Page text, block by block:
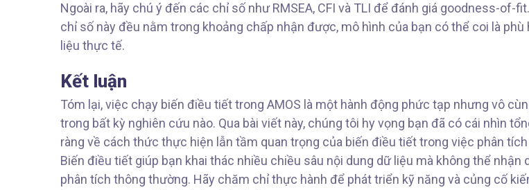
Ngoài ra, hãy chú ý đến các chỉ số như RMSEA, CFI và TLI để đánh giá goodness-of-
chỉ số này đều nằm trong khoảng chấp nhận được, mô hình của bạn có thể coi là phù
liệu thực tế.
Kết luận
Tóm lại, việc chạy biến điều tiết trong AMOS là một hành động phức tạp nhưng vô
trong bất kỳ nghiên cứu nào. Qua bài viết này, chúng tôi hy vọng bạn đã có cái nhìn
ràng về cách thức thực hiện lẫn tầm quan trọng của biến điều tiết trong việc phân
Biến điều tiết giúp bạn khai thác nhiều chiều sâu nội dung dữ liệu mà không thể nhận
phân tích thông thường. Hãy chăm chỉ thực hành để phát triển kỹ năng và củng cố